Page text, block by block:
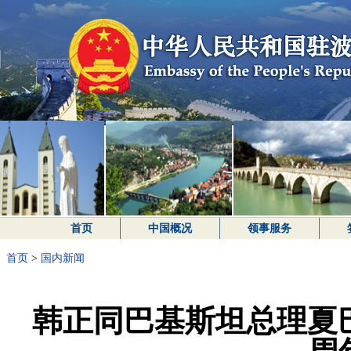
首页 中国概况 领事服务
首页 > 国内新闻
韩正同巴基斯坦总理夏